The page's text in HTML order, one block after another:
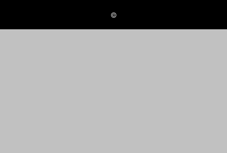
©